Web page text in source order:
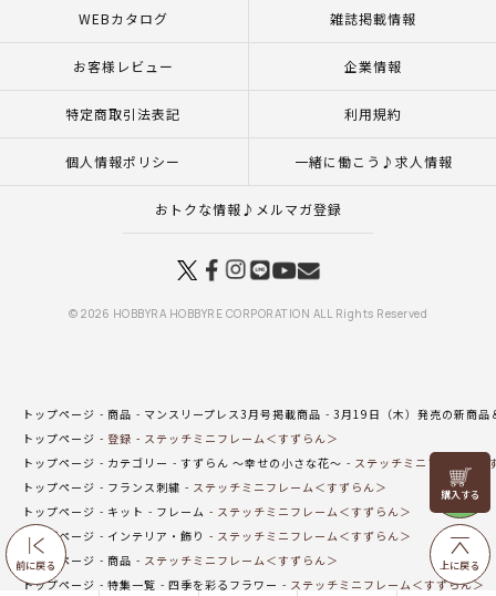
前に戻る
リリヤン
フェア
上に戻る
WEBカタログ 雑誌掲載情報
お客様レビュー 企業情報
特定商取引法表記 利用規約
個人情報ポリシー 一緒に働こう♪求人情報
おトクな情報♪メルマガ登録
© 2026 HOBBYRA HOBBYRE CORPORATION ALL Rights Reserved
トップページ 商品 マンスリープレス3月号掲載商品
3月19日（木）発売の新商品
トップページ
登録
ステッチミニフレーム＜すずらん＞
トップページ
カテゴリー すずらん ～幸せの小さな花～
ステッチミニフレーム＜
トップページ
フランス刺繍
ステッチミニフレーム＜すずらん＞
トップページ
キット フレーム
ステッチミニフレーム＜すずらん＞
トップページ
インテリア・飾り
ステッチミニフレーム＜すずらん＞
トップページ
商品
ステッチミニフレーム＜すずらん＞
トップページ
特集一覧 四季を彩るフラワー ステッチミニフレーム＜すずらん＞